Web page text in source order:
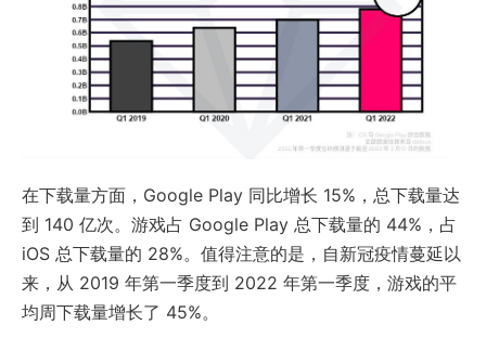
在下载量方面，Google Play 同比增长 15%，总下载量达
到 140 亿次。游戏占 Google Play 总下载量的 44%，占
iOS 总下载量的 28%。值得注意的是，自新冠疫情蔓延以
来，从 2019 年第一季度到 2022 年第一季度，游戏的平
均周下载量增长了 45%。